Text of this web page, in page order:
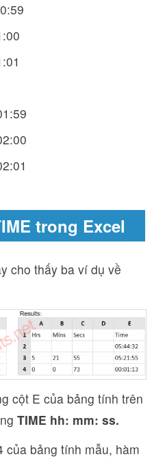
trong Excel
cho thấy ba ví dụ về
cột E của bảng tính trên
TIME hh: mm: ss.
của bảng tính mẫu, hàm